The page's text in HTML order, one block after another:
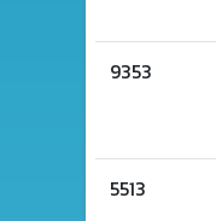
9353
5513